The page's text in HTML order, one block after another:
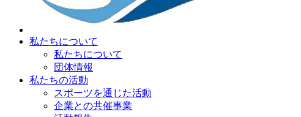
私たちについて
私たちについて
団体情報
私たちの活動
スポーツを通じた活動
企業との共催事業